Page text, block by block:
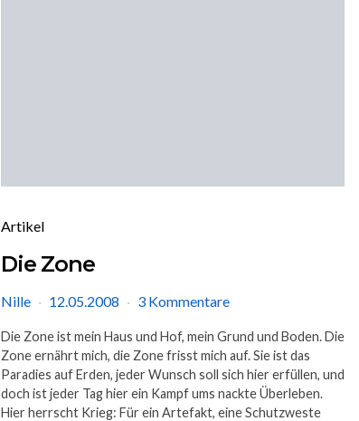
Artikel
Die Zone
Nille 12.05.2008 3 Kommentare
Die Zone ist mein Haus und Hof, mein Grund und Boden. Die
Zone ernährt mich, die Zone frisst mich auf. Sie ist das
Paradies auf Erden, jeder Wunsch soll sich hier erfüllen, und
doch ist jeder Tag hier ein Kampf ums nackte Überleben.
Hier herrscht Krieg: Für ein Artefakt, eine Schutzweste